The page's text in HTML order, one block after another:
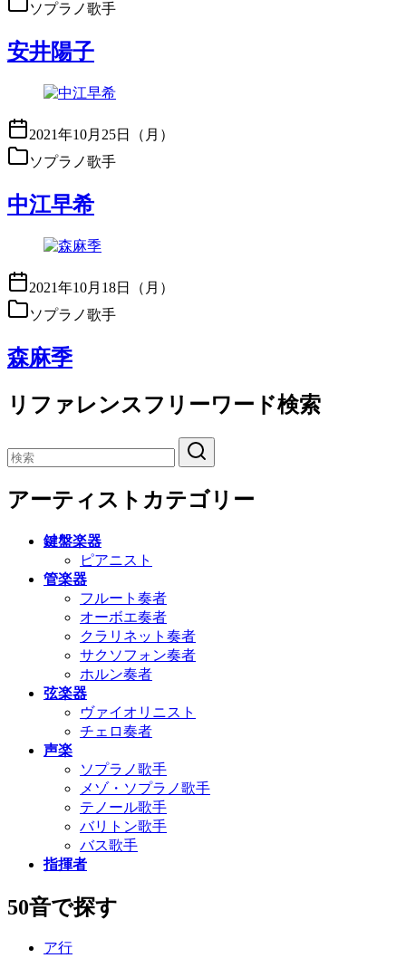
ソプラノ歌手
安井陽子
2021年10月25日（月）
ソプラノ歌手
中江早希
2021年10月18日（月）
ソプラノ歌手
森麻季
リファレンスフリーワード検索
アーティストカテゴリー
鍵盤楽器
ピアニスト
管楽器
フルート奏者
オーボエ奏者
クラリネット奏者
サクソフォン奏者
ホルン奏者
弦楽器
ヴァイオリニスト
チェロ奏者
声楽
ソプラノ歌手
メゾ・ソプラノ歌手
テノール歌手
バリトン歌手
バス歌手
指揮者
50音で探す
ア行